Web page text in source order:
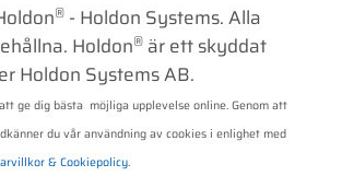
® - Holdon Systems. Alla
Holdon® är ett skyddat
Holdon Systems AB.
ge dig bästa möjliga upplevelse online. Genom att
du vår användning av cookies i enlighet med
& Cookiepolicy.